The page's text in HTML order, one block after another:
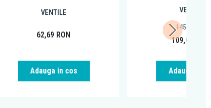
VENTILE
62,69 RON
Adauga in cos
VENTILE
109,00
145,94
Adauga in